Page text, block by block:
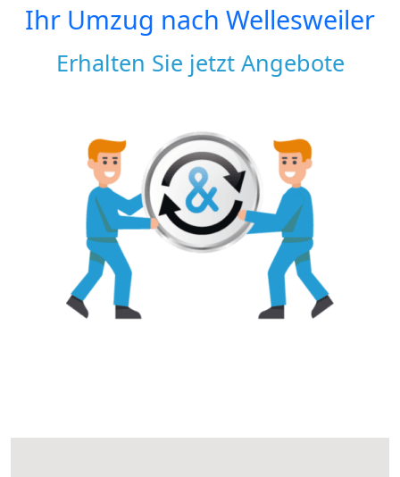
Ihr Umzug nach Wellesweiler
Erhalten Sie jetzt Angebote